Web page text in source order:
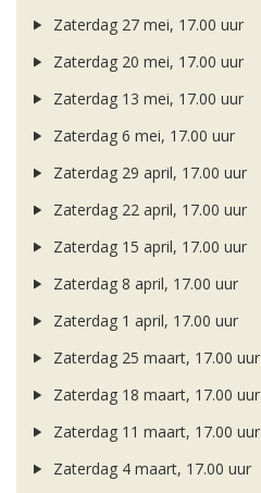
Zaterdag 27 mei, 17.00 uur
Zaterdag 20 mei, 17.00 uur
Zaterdag 13 mei, 17.00 uur
Zaterdag 6 mei, 17.00 uur
Zaterdag 29 april, 17.00 uur
Zaterdag 22 april, 17.00 uur
Zaterdag 15 april, 17.00 uur
Zaterdag 8 april, 17.00 uur
Zaterdag 1 april, 17.00 uur
Zaterdag 25 maart, 17.00 uur
Zaterdag 18 maart, 17.00 uur
Zaterdag 11 maart, 17.00 uur
Zaterdag 4 maart, 17.00 uur